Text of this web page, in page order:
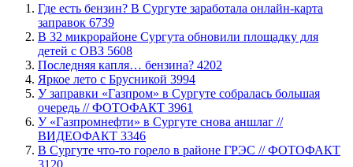
​Где есть бензин? В Сургуте заработала онлайн-карта
заправок 6739
В 32 микрорайоне Сургута обновили площадку для
детей с ОВЗ 5608
​Последняя капля… бензина? 4202
Яркое лето с Брусникой 3994
​У заправки «Газпром» в Сургуте собралась большая
очередь // ФОТОФАКТ 3961
У «Газпромнефти» в Сургуте снова аншлаг //
ВИДЕОФАКТ 3346
​В Сургуте что-то горело в районе ГРЭС // ФОТОФАКТ
3120